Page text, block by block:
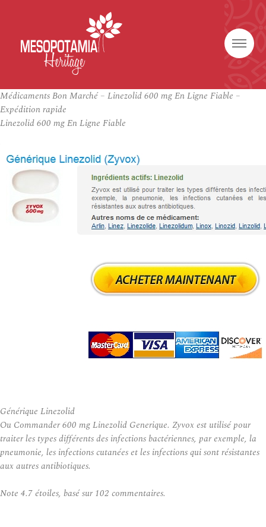
Médicaments Bon Marché – Linezolid 600 mg En Ligne Fiable –
Expédition rapide
Linezolid 600 mg En Ligne Fiable
Générique Linezolid
Ou Commander 600 mg Linezolid Generique. Zyvox est utilisé pour
traiter les types différents des infections bactériennes, par exemple, la
pneumonie, les infections cutanées et les infections qui sont résistantes
aux autres antibiotiques.
Note 4.7étoiles, basé sur 102 commentaires.